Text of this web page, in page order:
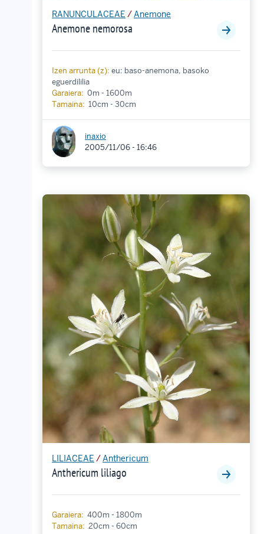
RANUNCULACEAE /Anemone
Anemone nemorosa
Izen arrunta (z):
eguerdililia
Garaiera: 0m - 1600m
Tamaina: 10cm - 30cm
inaxio
2005/11/06 - 16:46
LILIACEAE /Anthericum
Anthericum liliago
Garaiera: 400m - 1800m
Tamaina: 20cm - 60cm